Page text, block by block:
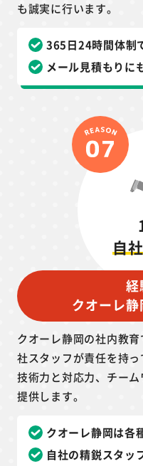
も誠実に行います。
365日24時間体制
メール見積もりに
自
経
クオーレ静
クオーレ静岡の社内教
社スタッフが責任を持
技術力と対応力、チー
提供します。
クオーレ静岡は各
自社の精鋭スタッ